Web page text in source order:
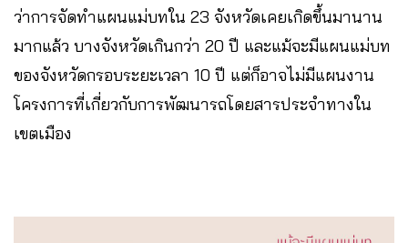
ว่าการจัดทำแผนแม่บทใน 23 จังหวัดเคยเกิดขึ้นมานาน
มากแล้ว บางจังหวัดเกินกว่า 20 ปี และแม้จะมีแผนแม่บท
ของจังหวัดกรอบระยะเวลา 10 ปี แต่ก็อาจไม่มีแผนงาน
โครงการที่เกี่ยวกับการพัฒนารถโดยสารประจำทางใน
เขตเมือง